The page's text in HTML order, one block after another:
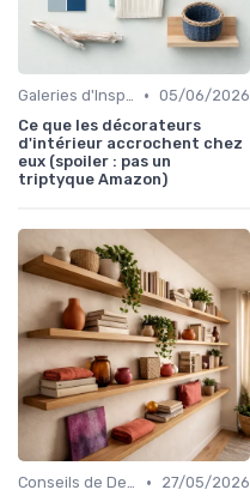
Galeries d'Inspiration • 05/06/2026
Ce que les décorateurs
d'intérieur accrochent chez
eux (spoiler : pas un
triptyque Amazon)
Conseils de Design d'Intérieur •
27/05/2026